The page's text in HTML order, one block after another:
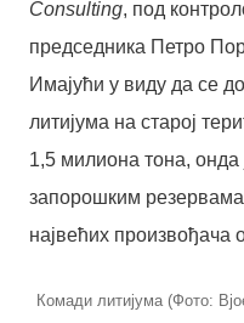
Consulting, под
председника Петро
Имајући у виду да се
литијума на старој
1,5 милиона тона, онда
запорошким
највећих произвођача
Комади литијума (Фото: